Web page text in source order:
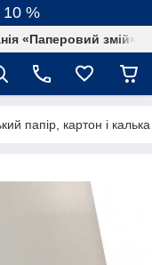
%
«Паперовий змій»
папір, картон і калька